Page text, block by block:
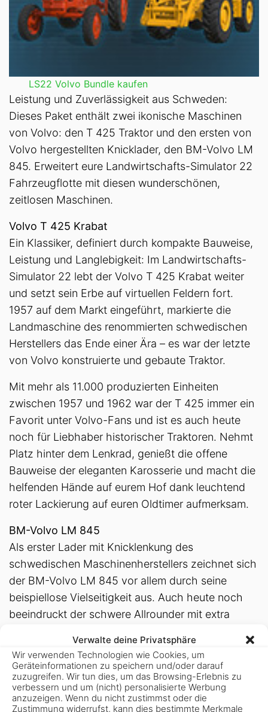
Verwalte deine Privatsphäre
Wir verwenden Technologien wie Cookies, um
Geräteinformationen zu speichern und/oder darauf
zuzugreifen. Wir tun dies, um das Browsing-Erlebnis zu
verbessern und um (nicht) personalisierte Werbung
anzuzeigen. Wenn du nicht zustimmst oder die
Zustimmung widerrufst, kann dies bestimmte Merkmale
LS22 Volvo Bundle kaufen
Leistung und Zuverlässigkeit aus Schweden:
Dieses Paket enthält zwei ikonische Maschinen
von Volvo: den T 425 Traktor und den ersten von
Volvo hergestellten Knicklader, den BM-Volvo LM
845. Erweitert eure Landwirtschafts-Simulator 22
Fahrzeugflotte mit diesen wunderschönen,
zeitlosen Maschinen.
Volvo T 425 Krabat
Ein Klassiker, definiert durch kompakte Bauweise,
Leistung und Langlebigkeit: Im Landwirtschafts-
Simulator 22 lebt der Volvo T 425 Krabat weiter
und setzt sein Erbe auf virtuellen Feldern fort.
1957 auf dem Markt eingeführt, markierte die
Landmaschine des renommierten schwedischen
Herstellers das Ende einer Ära – es war der letzte
von Volvo konstruierte und gebaute Traktor.
Mit mehr als 11.000 produzierten Einheiten
zwischen 1957 und 1962 war der T 425 immer ein
Favorit unter Volvo-Fans und ist es auch heute
noch für Liebhaber historischer Traktoren. Nehmt
Platz hinter dem Lenkrad, genießt die offene
Bauweise der eleganten Karosserie und macht die
helfenden Hände auf eurem Hof dank leuchtend
roter Lackierung auf euren Oldtimer aufmerksam.
BM-Volvo LM 845
Als erster Lader mit Knicklenkung des
schwedischen Maschinenherstellers zeichnet sich
der BM-Volvo LM 845 vor allem durch seine
beispiellose Vielseitigkeit aus. Auch heute noch
beeindruckt der schwere Allrounder mit extra
kombiniert mit hoher Reichweite und Hubkraft.
Das Ergebnis: ein leistungsfähiger und vielseitiger
Radlader, der von einem Volvo-Dieselmotor
angetrieben wird. Produziert wurde die Maschine